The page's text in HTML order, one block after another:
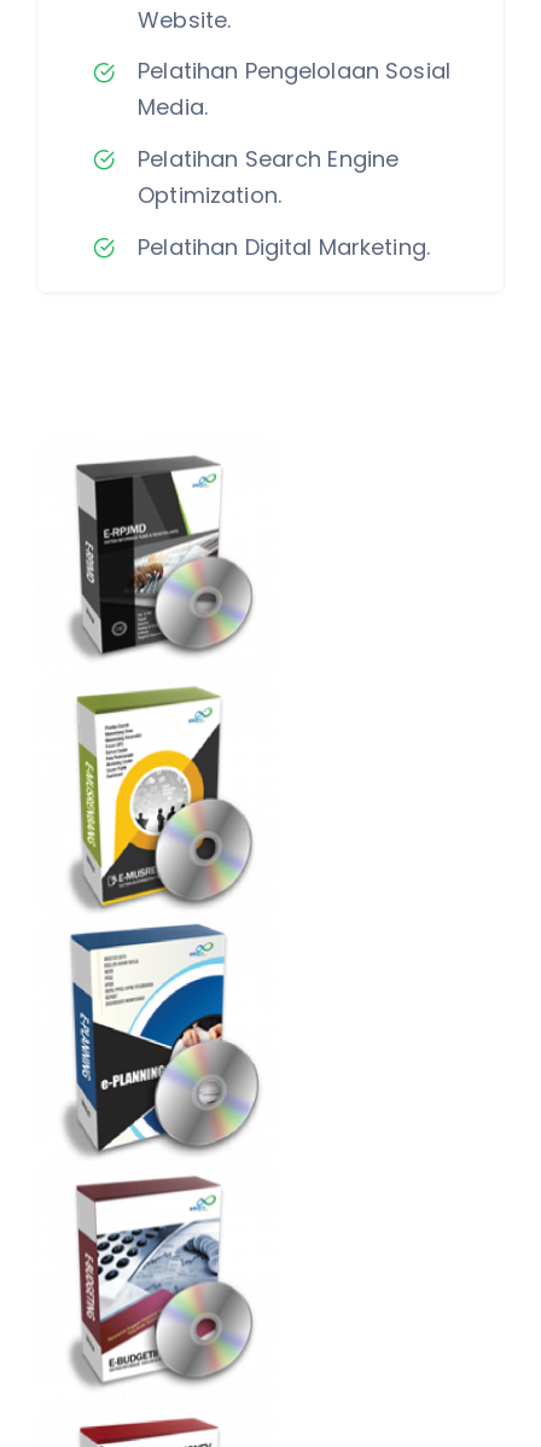
Website.
Pelatihan Pengelolaan Sosial
Media.
Pelatihan Search Engine
Optimization.
Pelatihan Digital Marketing.